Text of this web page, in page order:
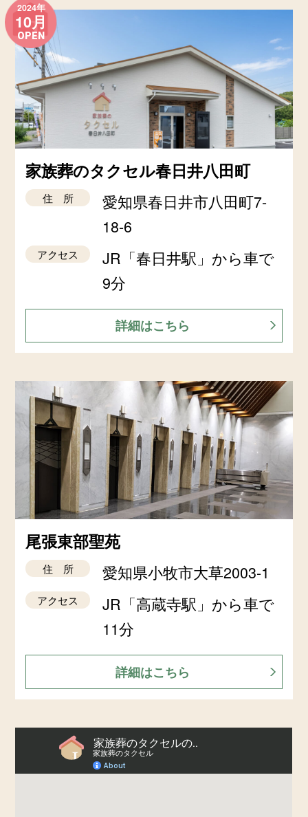
2024年
10月
OPEN
家族葬のタクセル春日井八田町
住 所
愛知県春日井市八田町7-
18-6
アクセス
JR「春日井駅」から車で
9分
詳細はこちら
尾張東部聖苑
住 所 愛知県小牧市大草2003-1
アクセス
JR「高蔵寺駅」から車で
11分
詳細はこちら